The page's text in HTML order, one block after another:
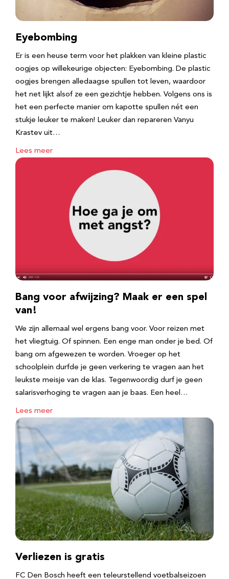
Eyebombing
Er is een heuse term voor het plakken van kleine plastic
oogjes op willekeurige objecten: Eyebombing. De plastic
oogjes brengen alledaagse spullen tot leven, waardoor
het net lijkt alsof ze een gezichtje hebben. Volgens ons is
het een perfecte manier om kapotte spullen nét een
stukje leuker te maken! Leuker dan repareren Vanyu
Krastev uit…
Lees meer
Bang voor afwijzing? Maak er een spel
van!
We zijn allemaal wel ergens bang voor. Voor reizen met
het vliegtuig. Of spinnen. Een enge man onder je bed. Of
bang om afgewezen te worden. Vroeger op het
schoolplein durfde je geen verkering te vragen aan het
leukste meisje van de klas. Tegenwoordig durf je geen
salarisverhoging te vragen aan je baas. Een heel…
Lees meer
Verliezen is gratis
FC Den Bosch heeft een teleurstellend voetbalseizoen